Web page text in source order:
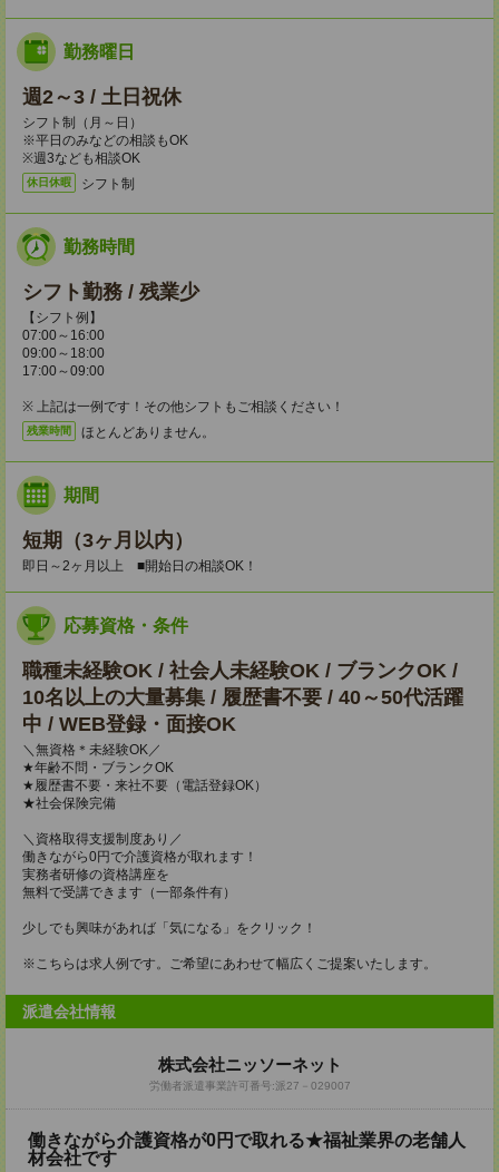
勤務曜日
週2～3 / 土日祝休
シフト制（月～日）
※平日のみなどの相談もOK
※週3なども相談OK
休日休暇 シフト制
勤務時間
シフト勤務 / 残業少
【シフト例】
07:00～16:00
09:00～18:00
17:00～09:00
※ 上記は一例です！その他シフトもご相談ください！
残業時間 ほとんどありません。
期間
短期（3ヶ月以内）
即日～2ヶ月以上 ■開始日の相談OK！
応募資格・条件
職種未経験OK / 社会人未経験OK / ブランクOK /
10名以上の大量募集 / 履歴書不要 / 40～50代活躍
中 / WEB登録・面接OK
＼無資格＊未経験OK／
★年齢不問・ブランクOK
★履歴書不要・来社不要（電話登録OK）
★社会保険完備
＼資格取得支援制度あり／
働きながら0円で介護資格が取れます！
実務者研修の資格講座を
無料で受講できます（一部条件有）
少しでも興味があれば「気になる」をクリック！
※こちらは求人例です。ご希望にあわせて幅広くご提案いたします。
派遣会社情報
株式会社ニッソーネット
労働者派遣事業許可番号:派27－029007
働きながら介護資格が0円で取れる★福祉業界の老舗人
材会社です